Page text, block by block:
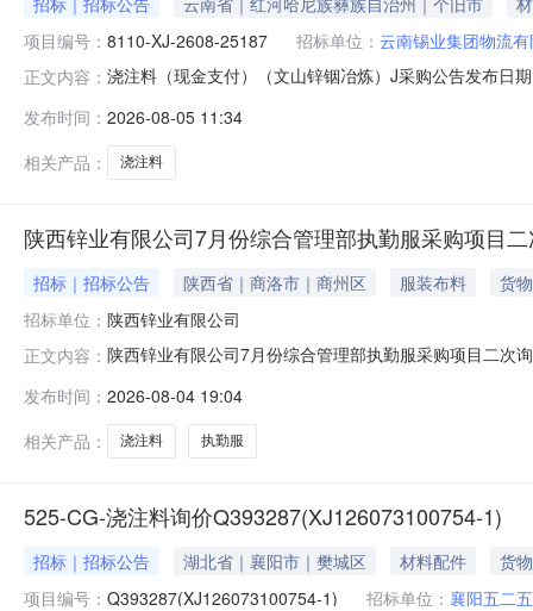
项目编号： 8110-XJ-2608-25187 招标单位： 云南锡业集团物流
正文内容： 浇注料（现金支付）（文山锌铟冶炼）J采购公告发布日
目内容项目标号：8110-XJ-2608-25187项目标名：浇注
发布时间： 2026-08-05 11:34
相关产品：
浇注料
陕西锌业有限公司7月份综合管理部执勤服采购项目
招标｜招标公告 陕西省｜商洛市｜商州区 服装布料
货物
招标单位： 陕西锌业有限公司
正文内容： 陕西锌业有限公司7月份综合管理部执勤服采购项目二次
0914-2552598一、营销中心，7月份综合管理部执勤服
发布时间： 2026-08-04 19:04
相关产品：
浇注料 执勤服
525-CG-浇注料询价Q393287(XJ126073100754-1)
招标｜招标公告 湖北省｜襄阳市｜樊城区 材料配件
货物
项目编号： Q393287(XJ126073100754-1) 招标单位： 襄阳五二